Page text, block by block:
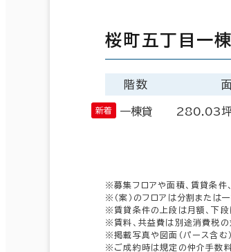
桜町五丁目一
階数
一棟貸 280.03
※募集フロアや面積、賃貸条件
※（案）のフロアは分割または
※賃貸条件の上段は月額、下段
※賃料、共益費は別途消費税の
※掲載写真や図面（パース含む
※ご成約時は規定の仲介手数料